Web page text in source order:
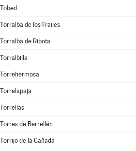
Tobed
Torralba de los Frailes
Torralba de Ribota
Torralbilla
Torrehermosa
Torrelapaja
Torrellas
Torres de Berrellén
Torrijo de la Cañada